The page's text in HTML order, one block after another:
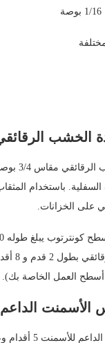
الخشب
قم بقص
السفلية. باستخدام
على الخزانات.
العمل الخاصة بك).
الداعم